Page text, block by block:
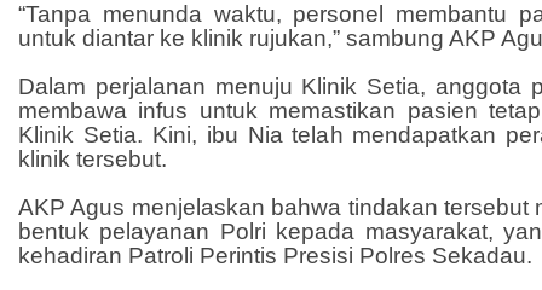
“Tanpa menunda waktu, personel membantu
untuk diantar ke klinik rujukan,” sambung AKP
Dalam perjalanan menuju Klinik Setia, anggota
membawa infus untuk memastikan pasien
Klinik Setia. Kini, ibu Nia telah mendapatkan
klinik tersebut.
AKP Agus menjelaskan bahwa tindakan tersebut
bentuk pelayanan Polri kepada masyarakat,
kehadiran Patroli Perintis Presisi Polres Sekadau.